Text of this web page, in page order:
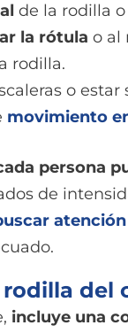
de la rodilla
la rótula o al
rodilla.
o
movimiento
persona
de
del
incluye una